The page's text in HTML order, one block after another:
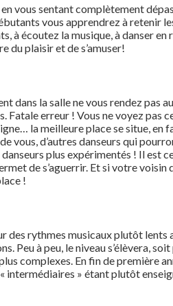
vous sentant complètement
vous apprendrez à retenir
à écoutez la musique, à danser en
du plaisir et de s’amuser!
dans la salle ne vous rendez pas
Fatale erreur ! Vous ne voyez pas
la meilleure place se situe, en
vous, d’autres danseurs qui
plus expérimentés ! Il est
de s’aguerrir. Et si votre voisin
!
des rythmes musicaux plutôt lents
Peu à peu, le niveau s’élèvera, soit
complexes. En fin de première
intermédiaires » étant plutôt